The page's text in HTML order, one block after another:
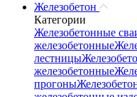
Железобетон
Категории
Железобетонные
железобетонные
лестницы
железобетонные
прогоны